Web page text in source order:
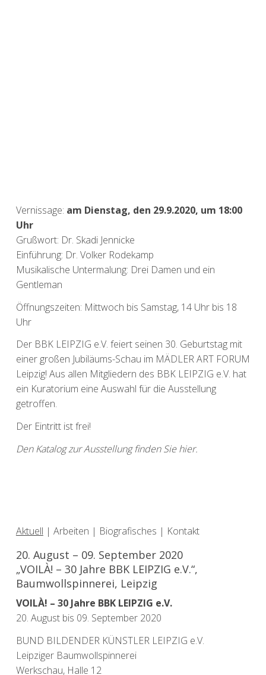
Vernissage: am Dienstag, den 29.9.2020, um 18:00
Uhr
Grußwort: Dr. Skadi Jennicke
Einführung: Dr. Volker Rodekamp
Musikalische Untermalung: Drei Damen und ein
Gentleman
Öffnungszeiten: Mittwoch bis Samstag, 14 Uhr bis 18
Uhr
Der BBK LEIPZIG e.V. feiert seinen 30. Geburtstag mit
einer großen Jubiläums-Schau im MÄDLER ART FORUM
Leipzig! Aus allen Mitgliedern des BBK LEIPZIG e.V. hat
ein Kuratorium eine Auswahl für die Ausstellung
getroffen.
Der Eintritt ist frei!
Den Katalog zur Ausstellung finden Sie hier.
Aktuell | Arbeiten | Biografisches | Kontakt
20. August – 09. September 2020
„VOILÀ! – 30 Jahre BBK LEIPZIG e.V.“,
Baumwollspinnerei, Leipzig
VOILÀ! – 30 Jahre BBK LEIPZIG e.V.
20. August bis 09. September 2020
BUND BILDENDER KÜNSTLER LEIPZIG e.V.
Leipziger Baumwollspinnerei
Werkschau, Halle 12